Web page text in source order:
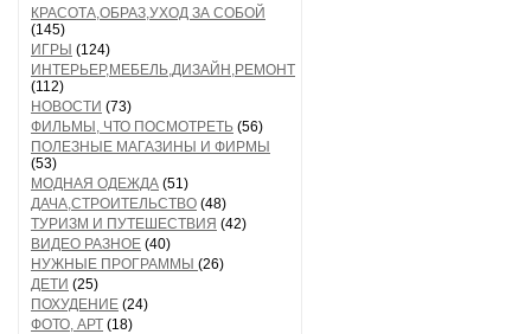
КРАСОТА,ОБРАЗ,УХОД ЗА СОБОЙ
(145)
ИГРЫ (124)
ИНТЕРЬЕР,МЕБЕЛЬ,ДИЗАЙН,РЕМОНТ
(112)
НОВОСТИ (73)
ФИЛЬМЫ, ЧТО ПОСМОТРЕТЬ (56)
ПОЛЕЗНЫЕ МАГАЗИНЫ И ФИРМЫ
(53)
МОДНАЯ ОДЕЖДА (51)
ДАЧА,СТРОИТЕЛЬСТВО (48)
ТУРИЗМ И ПУТЕШЕСТВИЯ (42)
ВИДЕО РАЗНОЕ (40)
НУЖНЫЕ ПРОГРАММЫ (26)
ДЕТИ (25)
ПОХУДЕНИЕ (24)
ФОТО, АРТ (18)